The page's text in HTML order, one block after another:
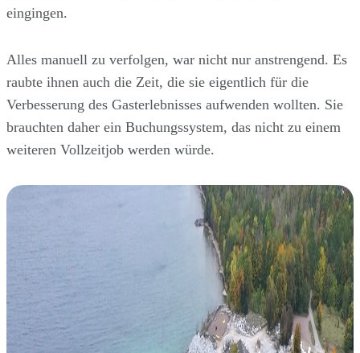
eingingen.
Alles manuell zu verfolgen, war nicht nur anstrengend. Es
raubte ihnen auch die Zeit, die sie eigentlich für die
Verbesserung des Gasterlebnisses aufwenden wollten. Sie
brauchten daher ein Buchungssystem, das nicht zu einem
weiteren Vollzeitjob werden würde.